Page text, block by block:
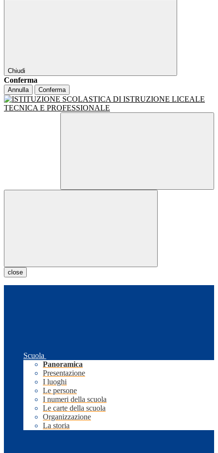
Chiudi
Conferma
Annulla Conferma
close
Scuola
Panoramica
Presentazione
I luoghi
Le persone
I numeri della scuola
Le carte della scuola
Organizzazione
La storia